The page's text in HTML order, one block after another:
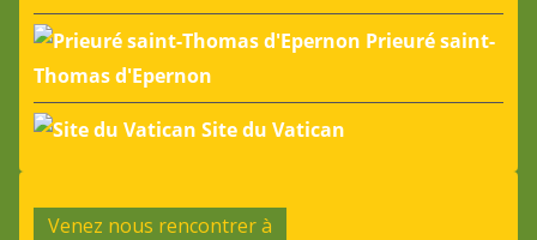
Prieuré saint-
Thomas d'Epernon
Site du Vatican
Venez nous rencontrer à